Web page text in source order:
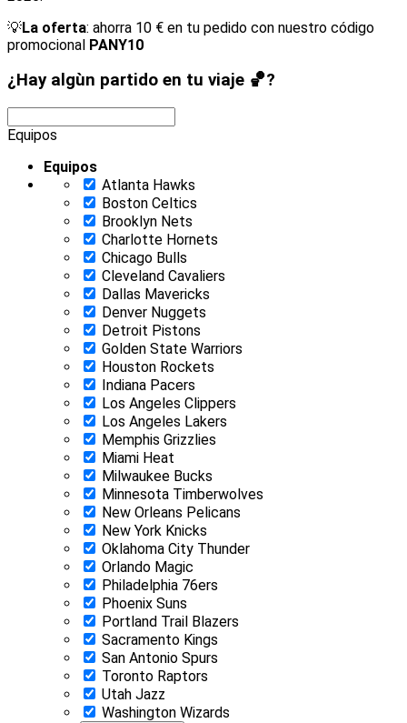
💡La oferta: ahorra 10 € en tu pedido con nuestro código
promocional PANY10
¿Hay algùn partido en tu viaje 🏀?
Equipos
Equipos
Atlanta Hawks
Boston Celtics
Brooklyn Nets
Charlotte Hornets
Chicago Bulls
Cleveland Cavaliers
Dallas Mavericks
Denver Nuggets
Detroit Pistons
Golden State Warriors
Houston Rockets
Indiana Pacers
Los Angeles Clippers
Los Angeles Lakers
Memphis Grizzlies
Miami Heat
Milwaukee Bucks
Minnesota Timberwolves
New Orleans Pelicans
New York Knicks
Oklahoma City Thunder
Orlando Magic
Philadelphia 76ers
Phoenix Suns
Portland Trail Blazers
Sacramento Kings
San Antonio Spurs
Toronto Raptors
Utah Jazz
Washington Wizards